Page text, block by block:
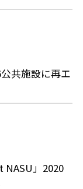
共施設に再エ
NASU」2020